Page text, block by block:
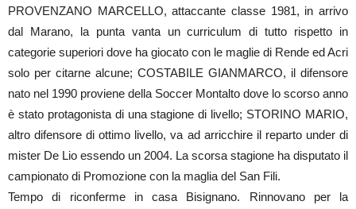
PROVENZANO MARCELLO, attaccante classe 1981, in arrivo
dal Marano, la punta vanta un curriculum di tutto rispetto in
categorie superiori dove ha giocato con le maglie di Rende ed Acri
solo per citarne alcune; COSTABILE GIANMARCO, il difensore
nato nel 1990 proviene della Soccer Montalto dove lo scorso anno
è stato protagonista di una stagione di livello; STORINO MARIO,
altro difensore di ottimo livello, va ad arricchire il reparto under di
mister De Lio essendo un 2004. La scorsa stagione ha disputato il
campionato di Promozione con la maglia del San Fili.
Tempo di riconferme in casa Bisignano. Rinnovano per la